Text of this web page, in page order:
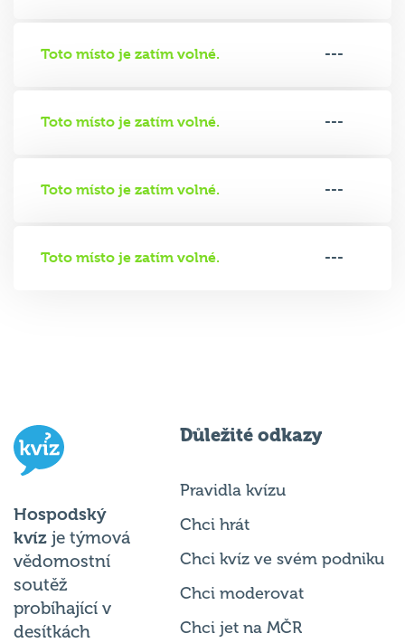
Toto místo je zatím volné. ---
Toto místo je zatím volné. ---
Toto místo je zatím volné. ---
Toto místo je zatím volné. ---
Hospodský
kvíz je týmová
vědomostní
soutěž
probíhající v
desítkách
Důležité odkazy
Pravidla kvízu
Chci hrát
Chci kvíz ve svém podniku
Chci moderovat
Chci jet na MČR